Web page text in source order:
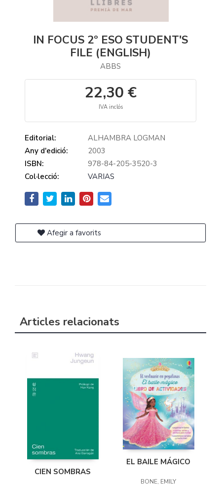
IN FOCUS 2º ESO STUDENT'S
FILE (ENGLISH)
ABBS
22,30 €
IVA inclós
Editorial:
ALHAMBRA LOGMAN
Any d'edició:
2003
ISBN:
978-84-205-3520-3
Col·lecció:
VARIAS
Afegir a favorits
Articles relacionats
CIEN SOMBRAS
EL BAILE MÁGICO
BONE, EMILY